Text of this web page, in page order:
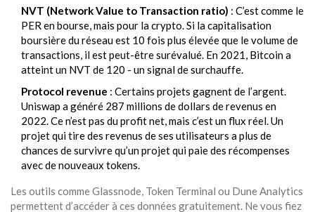
NVT (Network Value to Transaction ratio) : C’est comme le
PER en bourse, mais pour la crypto. Si la capitalisation
boursière du réseau est 10 fois plus élevée que le volume de
transactions, il est peut-être surévalué. En 2021, Bitcoin a
atteint un NVT de 120 - un signal de surchauffe.
Protocol revenue : Certains projets gagnent de l’argent.
Uniswap a généré 287 millions de dollars de revenus en
2022. Ce n’est pas du profit net, mais c’est un flux réel. Un
projet qui tire des revenus de ses utilisateurs a plus de
chances de survivre qu’un projet qui paie des récompenses
avec de nouveaux tokens.
Les outils comme Glassnode, Token Terminal ou Dune Analytics
permettent d’accéder à ces données gratuitement. Ne vous fiez